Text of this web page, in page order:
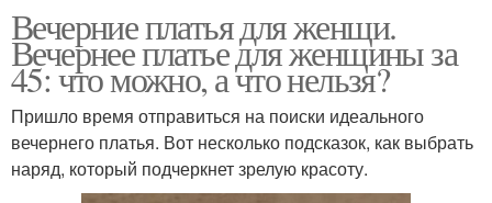
Вечерние платья для женщи.
Вечернее платье для женщины за
45: что можно, а что нельзя?
Пришло время отправиться на поиски идеального
вечернего платья. Вот несколько подсказок, как выбрать
наряд, который подчеркнет зрелую красоту.